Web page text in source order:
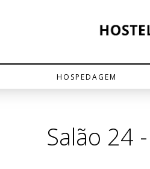
HOSPEDAGEM
Salão 24